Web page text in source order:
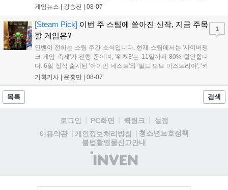
기록했습니다. 25주년을 맞은 '고스트 리콘' 시리즈는 8월 6일 쇼
'마블 투혼: 파이팅 소울즈'와 레트로 수리 시뮬레이션 '리스토
리'도 스팀에 정식 출시되었습니다....
게임뉴스 | 강승진 | 08-07
[Steam Pick] 이번 주 스팀에 쏟아진 신작, 지금 주목
할 게임은?
인벤이 전하는 스팀 주간 소식입니다. 현재 스팀에서는 '사이버펑
크 게임 축제'가 진행 중이며, '위쳐3'는 11일까지 80% 할인합니
다. 6일 정식 출시된 '아이언 네스트'와 '필드 오브 미스트리아', '커
세어 코브'가 호평받고 있습니다. 한편, 7일 출시된 '마블 투혼'은
다. 유비소프트의 '고스트리콘: 와일드랜드'는 7년 만의 대규모 업
기획기사 | 윤홍만 | 08-07
1
목록 검색
로그인 PC화면 퀵링크
설정
이용약관
개인정보처리방침
청소년보호정책
불법촬영물신고안내
(주)
인